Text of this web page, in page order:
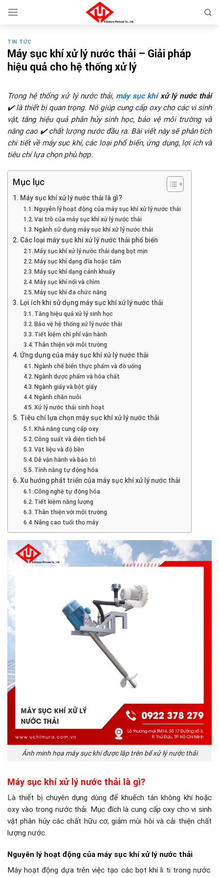
TIN TỨC
Máy sục khí xử lý nước thải – Giải pháp
hiệu quả cho hệ thống xử lý
Trong hệ thống xử lý nước thải, máy sục khíxử lý nước thải
✔️ là thiết bị quan trọng. Nó giúp cung cấp oxy cho các vi sinh
vật, tăng hiệu quả phân hủy sinh học, bảo vệ môi trường và
nâng cao ✔️ chất lượng nước đầu ra. Bài viết này sẽ phân tích
chi tiết về máy sục khí, các loại phổ biến, ứng dụng, lợi ích và
tiêu chí lựa chọn phù hợp.
Mục lục
Máy sục khí xử lý nước thải là gì?
Nguyên lý hoạt động của máy sục khí xử lý nước thải
Vai trò của máy sục khí xử lý nước thải
Ngành sử dụng máy sục khí xử lý nước thải
Các loại máy sục khí xử lý nước thải phổ biến
Máy sục khí xử lý nước thải dạng bọt mịn
Máy sục khí dạng đĩa hoặc tấm
Máy sục khí dạng cánh khuấy
Máy sục khí nổi và chìm
Máy sục khí đa chức năng
Lợi ích khi sử dụng máy sục khí xử lý nước thải
Tăng hiệu quả xử lý sinh học
Bảo vệ hệ thống xử lý nước thải
Tiết kiệm chi phí vận hành
Thân thiện với môi trường
Ứng dụng của máy sục khí xử lý nước thải
Ngành chế biến thực phẩm và đồ uống
Ngành dược phẩm và hóa chất
Ngành giấy và bột giấy
Ngành chăn nuôi
Xử lý nước thải sinh hoạt
Tiêu chí lựa chọn máy sục khí xử lý nước thải
Khả năng cung cấp oxy
Công suất và diện tích bể
Vật liệu và độ bền
Dễ vận hành và bảo trì
Tính năng tự động hóa
Xu hướng phát triển của máy sục khí xử lý nước thải
Công nghệ tự động hóa
Tiết kiệm năng lượng
Thân thiện với môi trường
Nâng cao tuổi thọ máy
Ảnh minh họa máy sục khí được lắp trên bể xử lý nước thải
Máy sục khí xử lý nước thải là gì?
Là thiết bị chuyên dụng dùng để khuếch tán không khí hoặc
oxy vào trong nước thải. Mục đích là cung cấp oxy cho vi sinh
vật phân hủy các chất hữu cơ, giảm mùi hôi và cải thiện chất
lượng nước.
Nguyên lý hoạt động của máy sục khí xử lý nước thải
Máy hoạt động dựa trên việc tạo các bọt khí li ti trong nước.